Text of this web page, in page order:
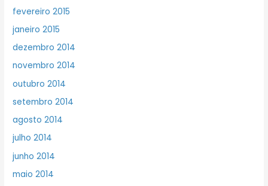
fevereiro 2015
janeiro 2015
dezembro 2014
novembro 2014
outubro 2014
setembro 2014
agosto 2014
julho 2014
junho 2014
maio 2014